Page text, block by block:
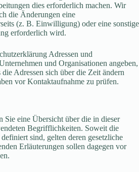
dies erforderlich machen. Wir
die Änderungen eine
(z. B. Einwilligung) oder eine sonstige
erforderlich wird.
Adressen und
und Organisationen angeben,
Adressen sich über die Zeit ändern
vor Kontaktaufnahme zu prüfen.
Sie eine Übersicht über die in dieser
Begrifflichkeiten. Soweit die
sind, gelten deren gesetzliche
Erläuterungen sollen dagegen vor